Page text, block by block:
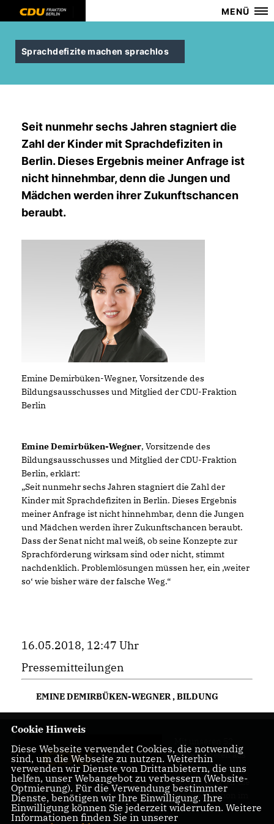
MENÜ
Sprachdefizite machen sprachlos
Seit nunmehr sechs Jahren stagniert die
Zahl der Kinder mit Sprachdefiziten in
Berlin. Dieses Ergebnis meiner Anfrage ist
nicht hinnehmbar, denn die Jungen und
Mädchen werden ihrer Zukunftschancen
beraubt.
Emine Demirbüken-Wegner, Vorsitzende des
Bildungsausschusses und Mitglied der CDU-Fraktion
Berlin
Emine Demirbüken-Wegner, Vorsitzende des
Bildungsausschusses und Mitglied der CDU-Fraktion
Berlin, erklärt:
Seit nunmehr sechs Jahren stagniert die Zahl der
Kinder mit Sprachdefiziten in Berlin. Dieses Ergebnis
meiner Anfrage ist nicht hinnehmbar, denn die Jungen
und Mädchen werden ihrer Zukunftschancen beraubt.
Dass der Senat nicht mal weiß, ob seine Konzepte zur
Sprachförderung wirksam sind oder nicht, stimmt
nachdenklich. Problemlösungen müssen her, ein ,weiter
so‘ wie bisher wäre der falsche Weg.“
16.05.2018, 12:47 Uhr
Pressemitteilungen
EMINE DEMIRBÜKEN-WEGNER,BILDUNG
Abgeordneten aus
allen Bezirken
Berlins sind wir die
größte Fraktion im
Berliner Abgeordnetenhaus.
Cookie Hinweis
Diese Webseite verwendet Cookies, die notwendig
sind, um die Webseite zu nutzen. Weiterhin
verwenden wir Dienste von Drittanbietern, die uns
helfen, unser Webangebot zu verbessern (Website-
Optmierung). Für die Verwendung bestimmter
Dienste, benötigen wir Ihre Einwilligung. Ihre
Einwilligung können Sie jederzeit widerrufen. Weitere
Informationen finden Sie in unserer